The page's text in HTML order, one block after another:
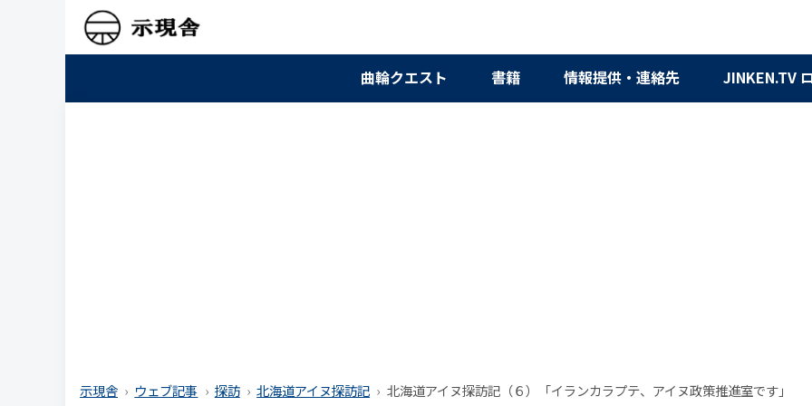
曲輪クエスト 書籍 情報提供・連絡先 JINKEN.TV
示現舎 ウェブ記事 探訪 北海道アイヌ探訪記 北海道アイヌ探訪記（６）「イランカラプテ、アイヌ政策推進室です」